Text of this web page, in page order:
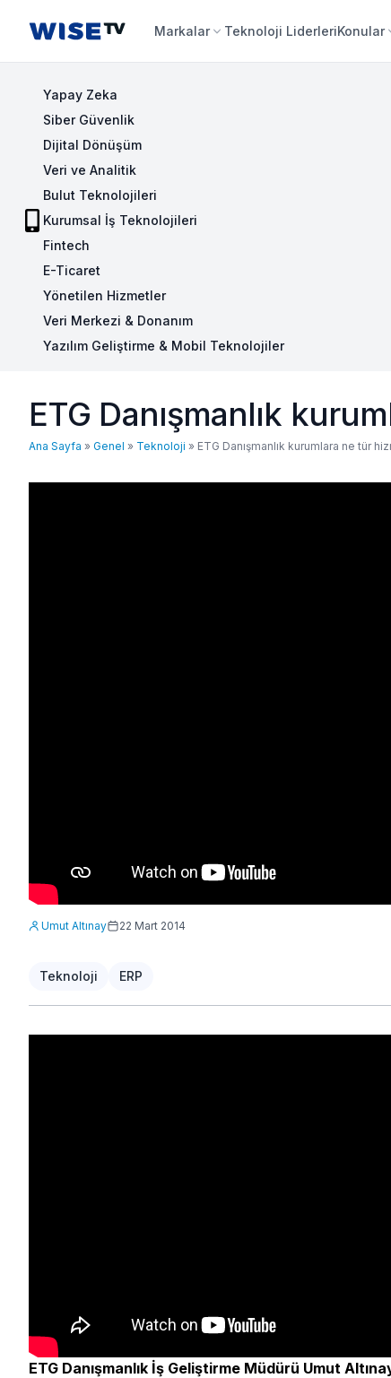
Wise TV Markalar Teknoloji LiderleriKonular
Yapay Zeka
Siber Güvenlik
Dijital Dönüşüm
Veri ve Analitik
Bulut Teknolojileri
Kurumsal İş Teknolojileri
Fintech
E-Ticaret
Yönetilen Hizmetler
Veri Merkezi & Donanım
Yazılım Geliştirme & Mobil Teknolojiler
ETG Danışmanlık
Ana Sayfa » Genel » Teknoloji » ETG Danışmanlık kurumlara ne tür
Umut Altınay 22 Mart 2014
Teknoloji ERP
ETG Danışmanlık İş Geliştirme Müdürü Umut